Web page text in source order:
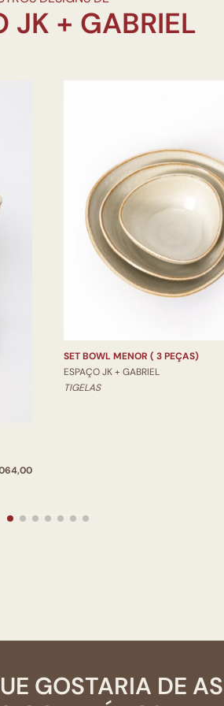
SET BOWL MENOR ( 3 PEÇAS)
ESPAÇO JK + GABRIEL
TIGELAS
GOSTARIA DE